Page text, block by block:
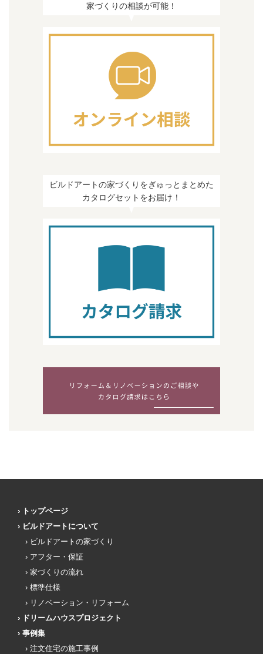
家づくりの相談が可能！
ビルドアートの家づくりをぎゅっとまとめた
カタログセットをお届け！
トップページ
ビルドアートについて
ビルドアートの家づくり
アフター・保証
家づくりの流れ
標準仕様
リノベーション・リフォーム
ドリームハウスプロジェクト
事例集
注文住宅の施工事例